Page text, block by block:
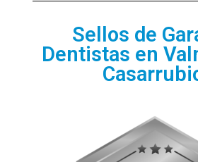
Sellos de
Dentistas en